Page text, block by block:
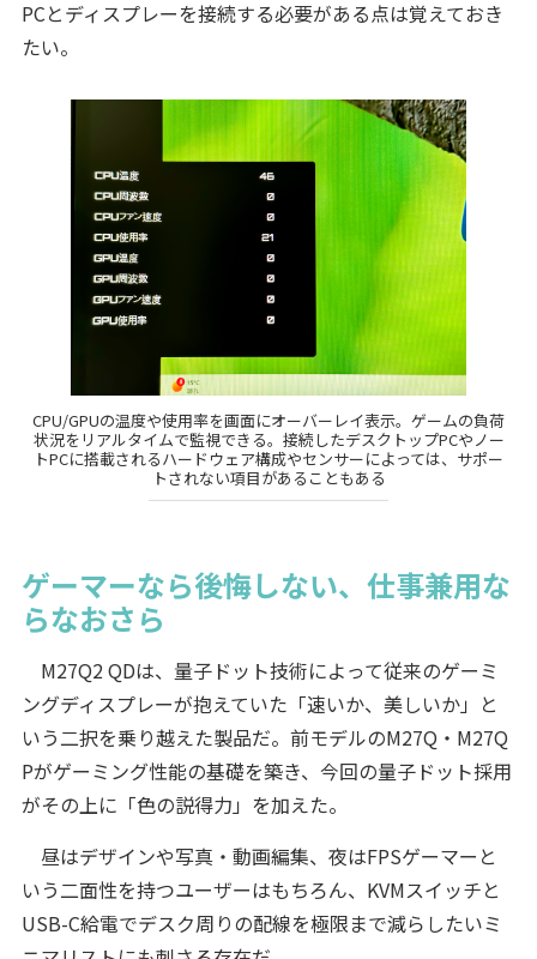
PCとディスプレーを接続する必要がある点は覚えておき
たい。
CPU/GPUの温度や使用率を画面にオーバーレイ表示。ゲームの負荷
状況をリアルタイムで監視できる。接続したデスクトップPCやノー
トPCに搭載されるハードウェア構成やセンサーによっては、サポー
トされない項目があることもある
ゲーマーなら後悔しない、仕事兼用な
らなおさら
M27Q2 QDは、量子ドット技術によって従来のゲーミ
ングディスプレーが抱えていた「速いか、美しいか」と
いう二択を乗り越えた製品だ。前モデルのM27Q・M27Q
Pがゲーミング性能の基礎を築き、今回の量子ドット採用
がその上に「色の説得力」を加えた。
昼はデザインや写真・動画編集、夜はFPSゲーマーと
いう二面性を持つユーザーはもちろん、KVMスイッチと
USB-C給電でデスク周りの配線を極限まで減らしたいミ